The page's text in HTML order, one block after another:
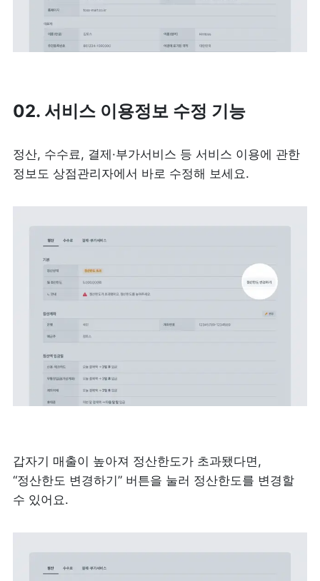
02. 서비스 이용정보 수정 기능
정산, 수수료, 결제·부가서비스 등 서비스 이용에 관한
정보도 상점관리자에서 바로 수정해 보세요.
갑자기 매출이 높아져 정산한도가 초과됐다면,
“정산한도 변경하기” 버튼을 눌러 정산한도를 변경할
수 있어요.